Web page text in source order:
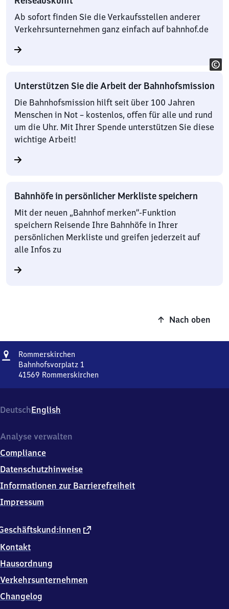
Ab sofort finden Sie die Verkaufsstellen anderer
Verkehrsunternehmen ganz einfach auf bahnhof.de
Unterstützen Sie die Arbeit der Bahnhofsmission
Die Bahnhofsmission hilft seit über 100 Jahren
Menschen in Not – kostenlos, offen für alle und rund
um die Uhr. Mit Ihrer Spende unterstützen Sie diese
wichtige Arbeit!
Bahnhöfe in persönlicher Merkliste speichern
Mit der neuen „Bahnhof merken“-Funktion
speichern Reisende Ihre Bahnhöfe in Ihrer
persönlichen Merkliste und greifen jederzeit auf
alle Infos zu
Nach oben
Adresse
Rommerskirchen
Bahnhofsvorplatz 1
41569 Rommerskirchen
1,
4
5
9
Rommerskirchen
DeutschEnglish
externer
Kontakt
Hausordnung
Verkehrsunternehmen
Changelog
Analyse verwalten
Compliance
Datenschutzhinweise
Informationen zur Barrierefreiheit
Impressum